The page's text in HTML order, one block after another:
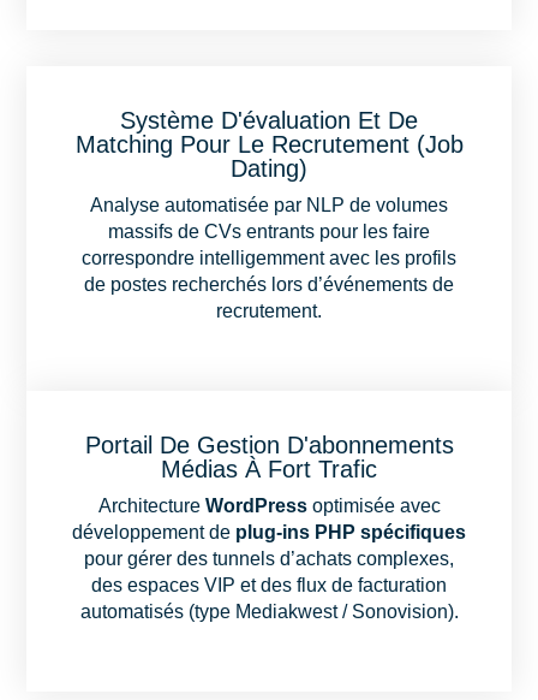
Système D'évaluation Et De
Matching Pour Le Recrutement (Job
Dating)
Analyse automatisée par NLP de volumes
massifs de CVs entrants pour les faire
correspondre intelligemment avec les profils
de postes recherchés lors d’événements de
recrutement.
Portail De Gestion D'abonnements
Médias À Fort Trafic
Architecture WordPressoptimisée avec
développement de plug-ins PHP spécifiques
pour gérer des tunnels d’achats complexes,
des espaces VIP et des flux de facturation
automatisés (type Mediakwest / Sonovision).